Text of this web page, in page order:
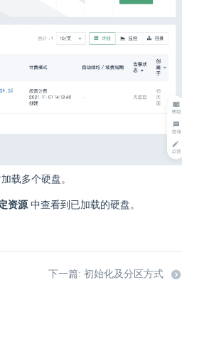
载多个硬盘。
资源 中查看到已加载的硬盘。
下一篇: 初始化及分区方式